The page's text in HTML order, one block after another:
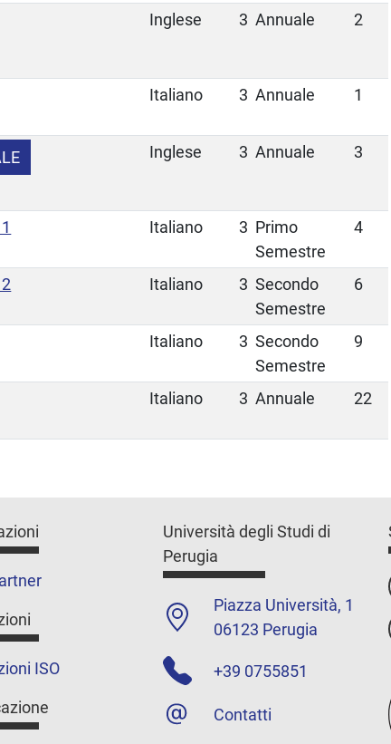
Inglese 3 Annuale 2
Italiano 3 Annuale 1
Inglese 3 Annuale 3
Italiano 3 Primo
Semestre
4
Italiano 3 Secondo
Semestre
6
Italiano 3 Secondo
Semestre
9
Italiano 3 Annuale 22
ISO
Università degli Studi di
Perugia
Piazza Università, 1
06123 Perugia
+39 0755851
Contatti